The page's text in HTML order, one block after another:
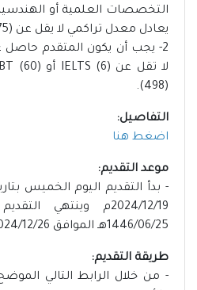
التخصصات العلمية أو الهندسية
يعادل معدل تراكمي لا يقل عن (2.75 من 4) أو (3.75 من 5).
2- يجب أن يكون المتقدم حاصل
(498).
التفاصيل:
اضغط هنا
موعد التقديم:
2024/12/19م وينتهي
1446/06/25هـ الموافق 2024/12/26م.
طريقة التقديم:
- من خلال الرابط التالي